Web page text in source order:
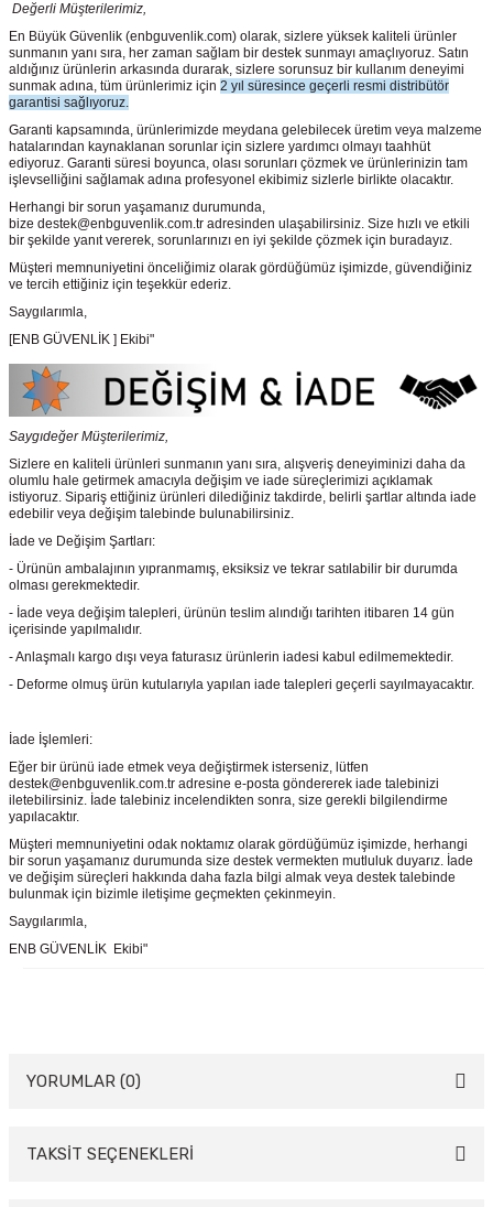
Değerli Müşterilerimiz,
En Büyük Güvenlik (enbguvenlik.com) olarak, sizlere yüksek kaliteli ürünler
sunmanın yanı sıra, her zaman sağlam bir destek sunmayı amaçlıyoruz. Satın
aldığınız ürünlerin arkasında durarak, sizlere sorunsuz bir kullanım deneyimi
sunmak adına, tüm ürünlerimiz için 2 yıl süresince geçerli resmi distribütör
garantisi sağlıyoruz.
Garanti kapsamında, ürünlerimizde meydana gelebilecek üretim veya malzeme
hatalarından kaynaklanan sorunlar için sizlere yardımcı olmayı taahhüt
ediyoruz. Garanti süresi boyunca, olası sorunları çözmek ve ürünlerinizin tam
işlevselliğini sağlamak adına profesyonel ekibimiz sizlerle birlikte olacaktır.
Herhangi bir sorun yaşamanız durumunda,
bize destek@enbguvenlik.com.tr adresinden ulaşabilirsiniz. Size hızlı ve etkili
bir şekilde yanıt vererek, sorunlarınızı en iyi şekilde çözmek için buradayız.
Müşteri memnuniyetini önceliğimiz olarak gördüğümüz işimizde, güvendiğiniz
ve tercih ettiğiniz için teşekkür ederiz.
Saygılarımla,
[ENB GÜVENLİK ] Ekibi"
Saygıdeğer Müşterilerimiz,
Sizlere en kaliteli ürünleri sunmanın yanı sıra, alışveriş deneyiminizi daha da
olumlu hale getirmek amacıyla değişim ve iade süreçlerimizi açıklamak
istiyoruz. Sipariş ettiğiniz ürünleri dilediğiniz takdirde, belirli şartlar altında iade
edebilir veya değişim talebinde bulunabilirsiniz.
İade ve Değişim Şartları:
- Ürünün ambalajının yıpranmamış, eksiksiz ve tekrar satılabilir bir durumda
olması gerekmektedir.
- İade veya değişim talepleri, ürünün teslim alındığı tarihten itibaren 14 gün
içerisinde yapılmalıdır.
- Anlaşmalı kargo dışı veya faturasız ürünlerin iadesi kabul edilmemektedir.
- Deforme olmuş ürün kutularıyla yapılan iade talepleri geçerli sayılmayacaktır.
İade İşlemleri:
Eğer bir ürünü iade etmek veya değiştirmek isterseniz, lütfen
destek@enbguvenlik.com.tr adresine e-posta göndererek iade talebinizi
iletebilirsiniz. İade talebiniz incelendikten sonra, size gerekli bilgilendirme
yapılacaktır.
Müşteri memnuniyetini odak noktamız olarak gördüğümüz işimizde, herhangi
bir sorun yaşamanız durumunda size destek vermekten mutluluk duyarız. İade
ve değişim süreçleri hakkında daha fazla bilgi almak veya destek talebinde
bulunmak için bizimle iletişime geçmekten çekinmeyin.
Saygılarımla,
ENB GÜVENLİK Ekibi"
YORUMLAR (0)
Bu ürüne ilk yorumu siz yapın!
TAKSİT SEÇENEKLERİ